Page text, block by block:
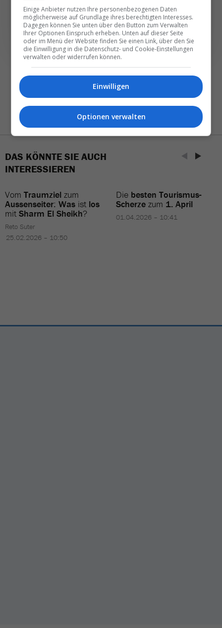
NEWSLETTER ENTDECKEN
DAS KÖNNTE SIE AUCH
INTERESSIEREN
Vom Traumziel zum
Aussenseiter: Was ist los
mitSharm El Sheikh?
Reto Suter
25.02.2026 – 10:50
Die besten Tourismus-
Scherze zum 1. April
01.04.2026 – 10:41
Einige Anbieter nutzen Ihre personenbezogenen Daten
möglicherweise auf Grundlage ihres berechtigten Interesses.
Dagegen können Sie unten über den Button zum Verwalten
Ihrer Optionen Einspruch erheben. Unten auf dieser Seite
oder im Menü der Website finden Sie einen Link, über den Sie
die Einwilligung in die Datenschutz- und Cookie-Einstellungen
verwalten oder widerrufen können.
Einwilligen
Optionen verwalten